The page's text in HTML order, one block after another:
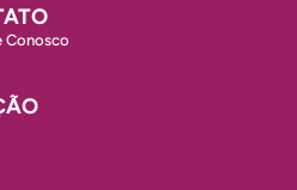
Conosco